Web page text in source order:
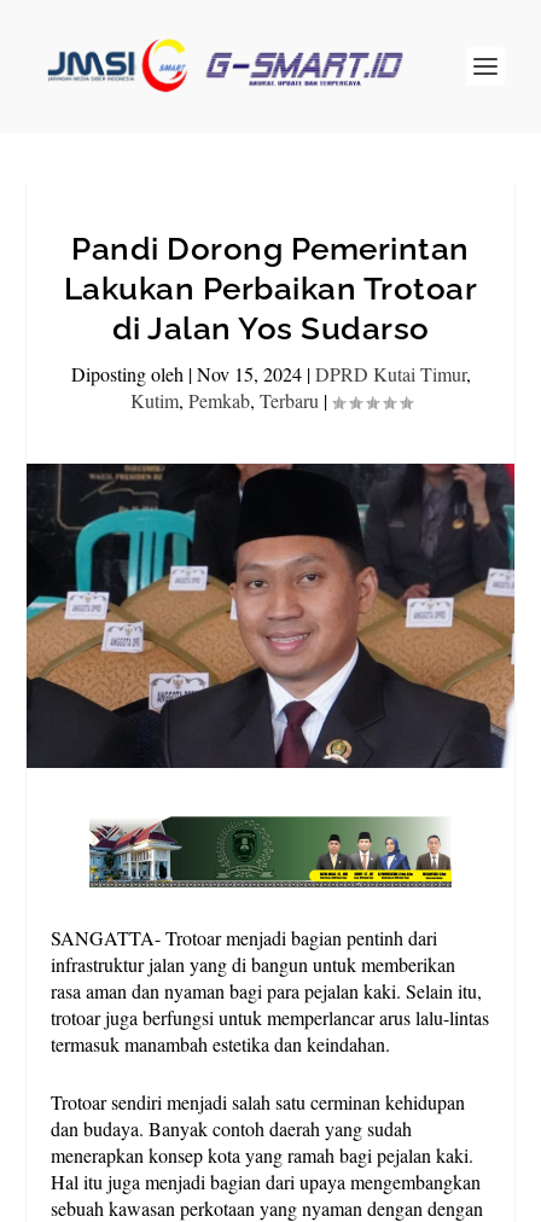
Pandi Dorong Pemerintan
Lakukan Perbaikan Trotoar
di Jalan Yos Sudarso
Diposting oleh |Nov 15, 2024|DPRD Kutai Timur,
Kutim, Pemkab, Terbaru |
SANGATTA- Trotoar menjadi bagian pentinh dari
infrastruktur jalan yang di bangun untuk memberikan
rasa aman dan nyaman bagi para pejalan kaki. Selain itu,
trotoar juga berfungsi untuk memperlancar arus lalu-lintas
termasuk manambah estetika dan keindahan.
Trotoar sendiri menjadi salah satu cerminan kehidupan
dan budaya. Banyak contoh daerah yang sudah
menerapkan konsep kota yang ramah bagi pejalan kaki.
Hal itu juga menjadi bagian dari upaya mengembangkan
sebuah kawasan perkotaan yang nyaman dengan dengan